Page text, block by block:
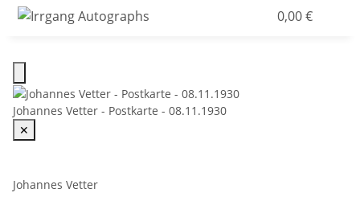
0,00 €
Johannes Vetter - Postkarte - 08.11.1930
✕
Johannes Vetter